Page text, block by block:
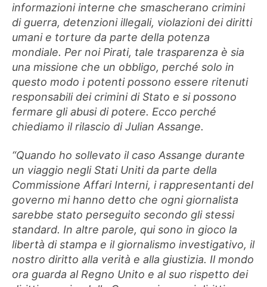
informazioni interne che smascherano crimini
di guerra, detenzioni illegali, violazioni dei diritti
umani e torture da parte della potenza
mondiale. Per noi Pirati, tale trasparenza è sia
una missione che un obbligo, perché solo in
questo modo i potenti possono essere ritenuti
responsabili dei crimini di Stato e si possono
fermare gli abusi di potere. Ecco perché
chiediamo il rilascio di Julian Assange.
“Quando ho sollevato il caso Assange durante
un viaggio negli Stati Uniti da parte della
Commissione Affari Interni, i rappresentanti del
governo mi hanno detto che ogni giornalista
sarebbe stato perseguito secondo gli stessi
standard. In altre parole, qui sono in gioco la
libertà di stampa e il giornalismo investigativo, il
nostro diritto alla verità e alla giustizia. Il mondo
ora guarda al Regno Unito e al suo rispetto dei